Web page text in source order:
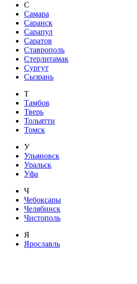
С
Самара
Саранск
Сарапул
Саратов
Ставрополь
Стерлитамак
Сургут
Сызрань
Т
Тамбов
Тверь
Тольятти
Томск
У
Ульяновск
Уральск
Уфа
Ч
Чебоксары
Челябинск
Чистополь
Я
Ярославль